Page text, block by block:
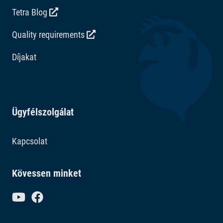
Tetra Blog
Quality requirements
Díjakat
Ügyfélszolgálat
Kapcsolat
Kövessen minket